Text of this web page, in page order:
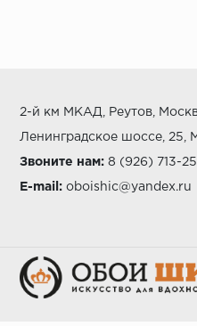
2-й км МКАД, Реутов,
Ленинградское шоссе, 25,
Звоните нам: 8 (926) 713-
E-mail: oboishic@yandex.ru